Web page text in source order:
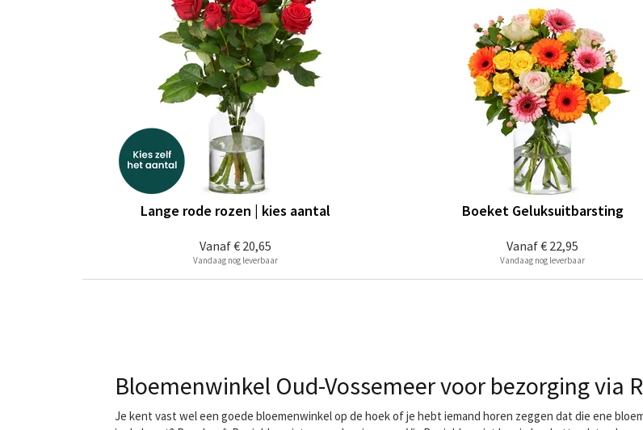
Vanaf€ 20,65
Lange rode rozen | kies aantal
Vandaag nog leverbaar
Vanaf€ 22,95
Boeket Geluksuitbarsting
Vandaag nog leverbaar
Bloemenwinkel Oud-Vossemeer voor bezorging via
Je kent vast wel een goede bloemenwinkel op de hoek of je hebt iemand horen zeggen dat die ene